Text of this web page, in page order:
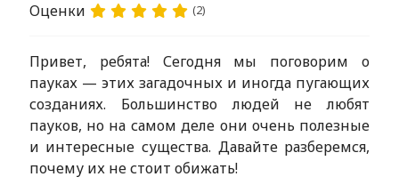
Оценки (2)
Привет, ребята! Сегодня мы поговорим о
пауках — этих загадочных и иногда пугающих
созданиях. Большинство людей не любят
пауков, но на самом деле они очень полезные
и интересные существа. Давайте разберемся,
почему их не стоит обижать!